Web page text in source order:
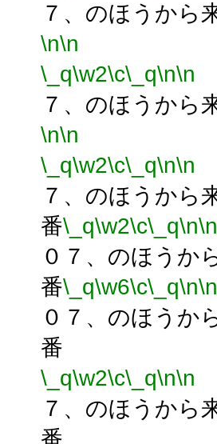
７、のほうから
\n\n
\_q\w2\c\_q\n\n
７、のほうから
\n\n
\_q\w2\c\_q\n\n
７、のほうから
番\_q\w2\c\_q\n\n
０７、のほうか
番\_q\w6\c\_q\n\n
０７、のほうか
番
\_q\w2\c\_q\n\n
７、のほうから
番